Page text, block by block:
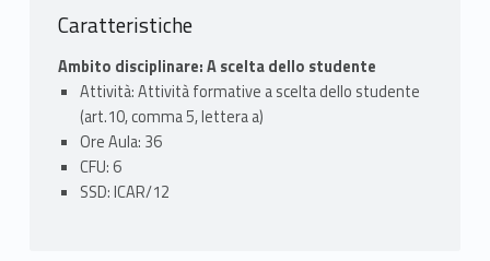
Caratteristiche
Ambito disciplinare: A scelta dello studente
Attività: Attività formative a scelta dello studente
(art.10, comma 5, lettera a)
Ore Aula: 36
CFU: 6
SSD: ICAR/12